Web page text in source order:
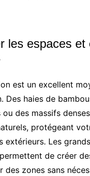
les espaces et
est un excellent
Des haies de
ou des massifs
protégeant
extérieurs. Les
de créer
des zones sans